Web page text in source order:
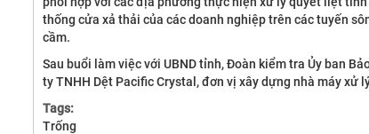
thống cửa xả thải của các doanh nghiệp trên các tuyến
cầm.
Sau buổi làm việc với UBND tỉnh, Đoàn kiểm tra Ủy ban
ty TNHH Dệt Pacific Crystal, đơn vị xây dựng nhà máy
Tags:
Trống